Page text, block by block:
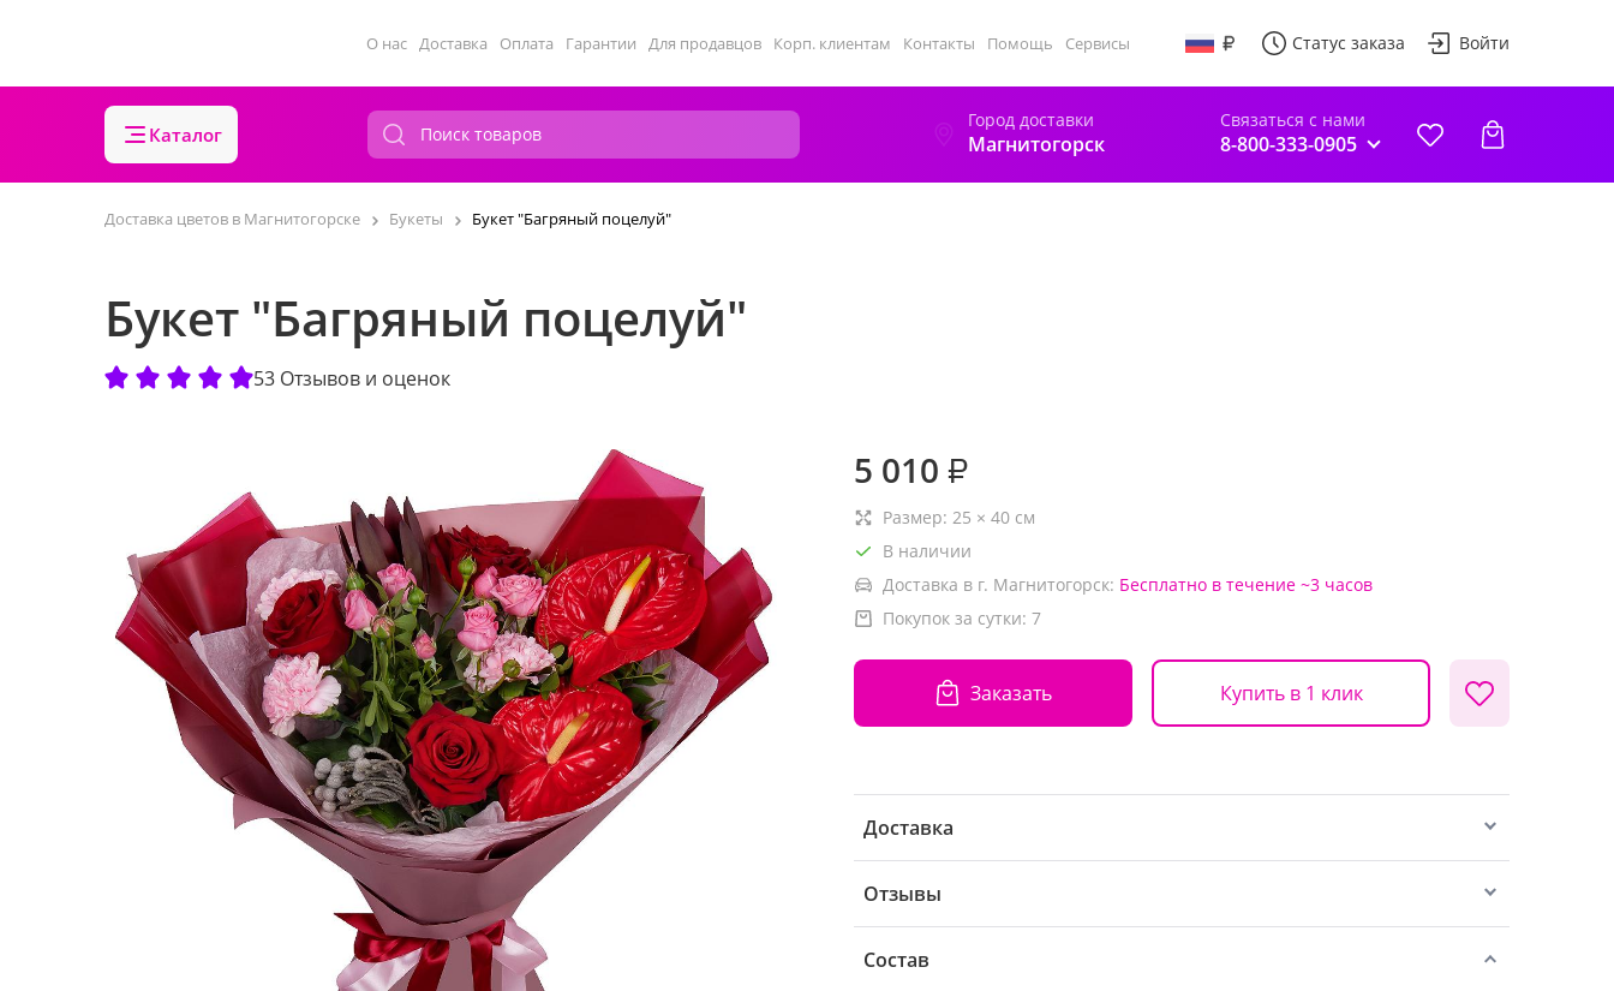
О нас Доставка Оплата Гарантии Для продавцов Корп. клиентам Контакты Помощь Сервисы Статус заказа Войти
Каталог
Город доставки
Магнитогорск
Связаться с нами
8-800-333-0905
Доставка цветов в Магнитогорске Букеты Букет "Багряный поцелуй"
Букет "Багряный поцелуй"
53 Отзывов и оценок
5 010 ₽
Размер: 25 × 40 см
В наличии
Доставка в г. Магнитогорск: Бесплатно в течение ~3 часов
Покупок за сутки: 7
Заказать Купить в 1 клик
Доставка
Отзывы
Состав